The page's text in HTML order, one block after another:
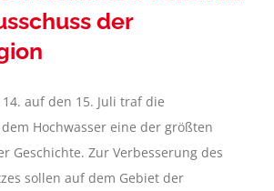
der
auf den 15. Juli traf die
Hochwasser eine der größten
Geschichte. Zur Verbesserung des
sollen auf dem Gebiet der